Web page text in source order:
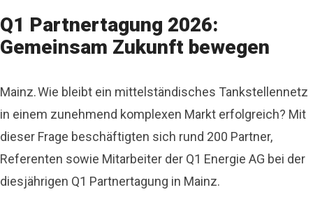
Q1 Partnertagung 2026:
Gemeinsam Zukunft bewegen
Mainz. Wie bleibt ein mittelständisches Tankstellennetz
in einem zunehmend komplexen Markt erfolgreich? Mit
dieser Frage beschäftigten sich rund 200 Partner,
Referenten sowie Mitarbeiter der Q1 Energie AG bei der
diesjährigen Q1 Partnertagung in Mainz.